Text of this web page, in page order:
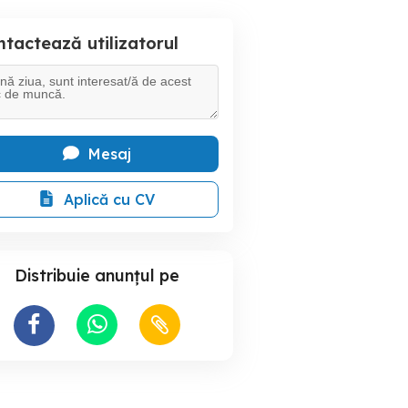
utilizatorul
Mesaj
Aplică cu CV
Distribuie anunțul pe